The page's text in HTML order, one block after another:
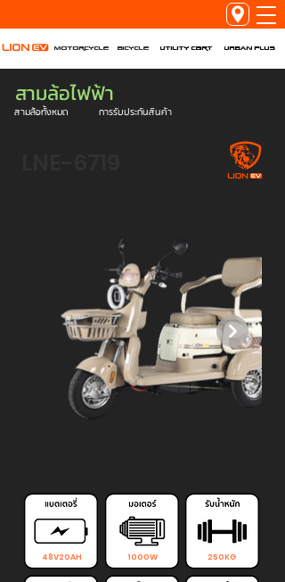
Motorcycle Bicycle Utility Cart URBAN PLUS
สามล้อไฟฟ้า
สามล้อทั้งหมด การรับประกันสินค้า
48V20AH 1000W 250KG